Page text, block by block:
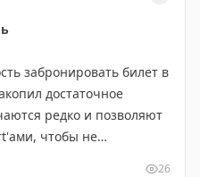
забронировать билет в
достаточное
редко и позволяют
чтобы не
26